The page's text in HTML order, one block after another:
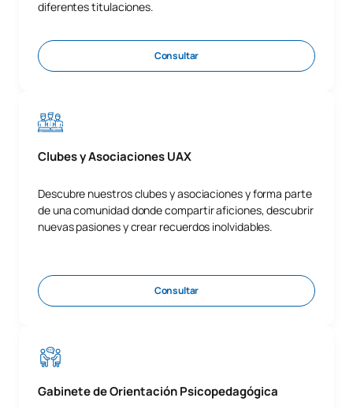
diferentes titulaciones.
Consultar
Clubes y Asociaciones UAX
Descubre nuestros clubes y asociaciones y forma parte
de una comunidad donde compartir aficiones, descubrir
nuevas pasiones y crear recuerdos inolvidables.
Consultar
Gabinete de Orientación Psicopedagógica